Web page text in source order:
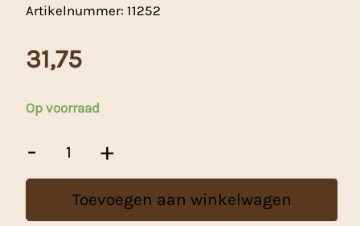
Artikelnummer: 11252
31,75
Op voorraad
-
Taart-
Vlaaivulling
Plus
+
Toevoegen aan winkelwagen